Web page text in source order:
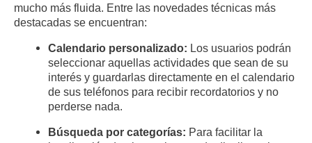
mucho más fluida. Entre las novedades técnicas más
destacadas se encuentran:
Calendario personalizado: Los usuarios podrán
seleccionar aquellas actividades que sean de su
interés y guardarlas directamente en el calendario
de sus teléfonos para recibir recordatorios y no
perderse nada.
Búsqueda por categorías: Para facilitar la